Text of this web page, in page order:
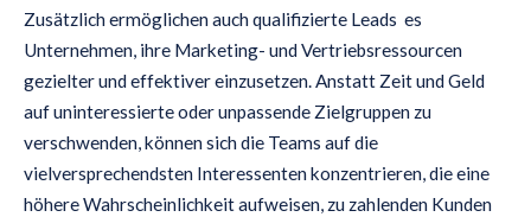
Zusätzlich ermöglichen auch qualifizierte Leads es
Unternehmen, ihre Marketing- und Vertriebsressourcen
gezielter und effektiver einzusetzen. Anstatt Zeit und Geld
auf uninteressierte oder unpassende Zielgruppen zu
verschwenden, können sich die Teams auf die
vielversprechendsten Interessenten konzentrieren, die eine
höhere Wahrscheinlichkeit aufweisen, zu zahlenden Kunden